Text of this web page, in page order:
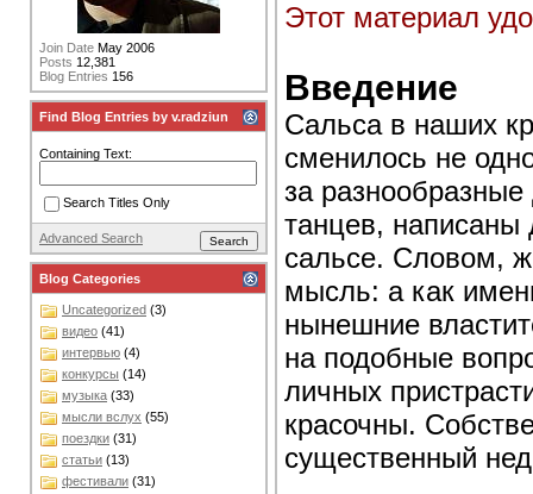
Этот материал
Введение
Сальса в наших
сменилось не
за
танцев, написаны
сальсе. Словом,
мысль: а как
нынешние
на подобные
личных
красочны.
существенный
Join Date May 2006
Posts 12,381
Blog Entries 156
Find Blog Entries by v.radziun
Containing Text:
Search Titles Only
Advanced Search
Blog Categories
Uncategorized (3)
видео (41)
интервью (4)
конкурсы (14)
музыка (33)
мысли вслух (55)
поездки (31)
статьи (13)
фестивали (31)